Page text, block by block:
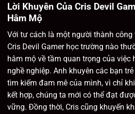
Lời Khuyên Của Cris Devil
Hâm Mộ
Với tư cách là một người thành công
Cris Devil Gamer học trường nào
hâm mộ về tầm quan trọng của việc
nghề nghiệp. Anh khuyên các bạn
tìm kiếm đam mê của mình, vì chỉ
kết hợp, chúng ta mới có thể đạt
vững. Đồng thời, Cris cũng khuyến